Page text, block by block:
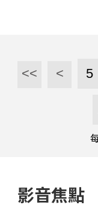
月單月收益數
元。 勞動基金運用局
指出，若加計
的國民年金保險
月底總運用規
<< < 5
影音焦點